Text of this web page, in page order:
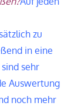
zu
in eine
sehr
Auswertung
noch mehr